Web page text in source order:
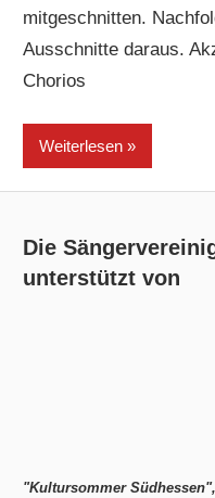
mitgeschnitten.
Ausschnitte daraus.
Chorios
Weiterlesen
Die
unterstützt von
"Kultursommer